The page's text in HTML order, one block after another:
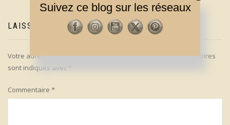
LAISSER UN COMMENTAIRE
Votre adresse e-mail ne sera pas publiée.Les champs obligatoires
sont indiqués avec *
Commentaire *
Suivez ce blog sur les réseaux